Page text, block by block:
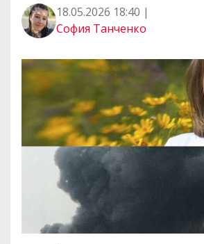
18.05.2026 18:40 |
София Танченко